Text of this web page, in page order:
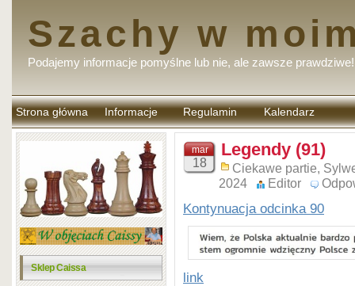
Szachy w
Podajemy informacje pomyślne lub nie, ale zawsze prawdziwe!
Strona główna Informacje Regulamin
komentarzy
Kalendarz
Sklep Caissa
mar
18
Legendy (91)
Ciekawe partie,
2024
Editor
Kontynuacja odcinka 90
link